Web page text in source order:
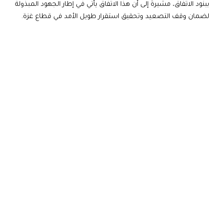
ببنود الاتفاق، مشيرةً إلى أن هذا الاتفاق يأتي في إطار الجهود المبذولة
لضمان وقف التصعيد وتحقيق استقرار طويل الأمد في قطاع غزة.